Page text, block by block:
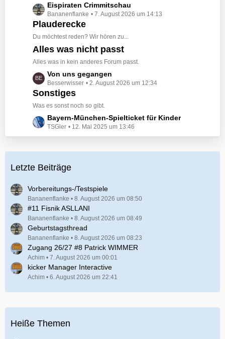
g
e
e
B
t
r
ä
g
e
L
e
t
z
B
e
t
r
ä
g
e
Eispiraten Crimmitschau
Bananenflanke 7. August 2026 um 14:13
Plauderecke
Du möchtest reden? Wir hören zu...
Alles was nicht passt
Alles was in kein anderes Forum passt.
L
e
t
z
e
t
e
Von uns gegangen
Besserwisser 2. August 2026 um 12:34
Sonstiges
Was es sonst noch so gibt.
L
e
t
e
e
i
t
r
ä
g
e
Bayern-München-Spielticket für Kinder
TSGler 12. Mai 2025 um 13:46
Letzte Beiträge
Vorbereitungs-/Testspiele
Bananenflanke 8. August 2026 um 08:50
#11 Fisnik ASLLANI
Bananenflanke 8. August 2026 um 08:49
Geburtstagsthread
Bananenflanke 8. August 2026 um 08:23
Zugang 26/27 #8 Patrick WIMMER
Achim 7. August 2026 um 00:01
kicker Manager Interactive
Achim 6. August 2026 um 22:41
Heiße Themen